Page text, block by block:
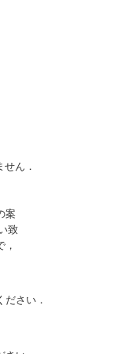
ん．
案
致
さい．